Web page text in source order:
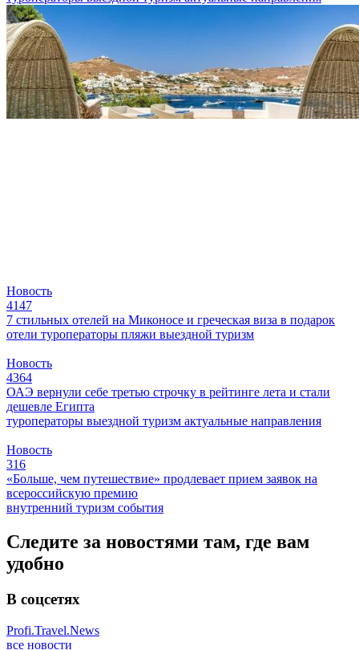
Новость
4147
7 стильных отелей на Миконосе и греческая виза в подарок
отели туроператоры пляжи выездной туризм
Новость
4364
ОАЭ вернули себе третью строчку в рейтинге лета и стали
дешевле Египта
туроператоры выездной туризм актуальные направления
Новость
316
«Больше, чем путешествие» продлевает прием заявок на
всероссийскую премию
внутренний туризм события
Следите за новостями там, где вам
удобно
В соцсетях
Profi.Travel.News
все новости